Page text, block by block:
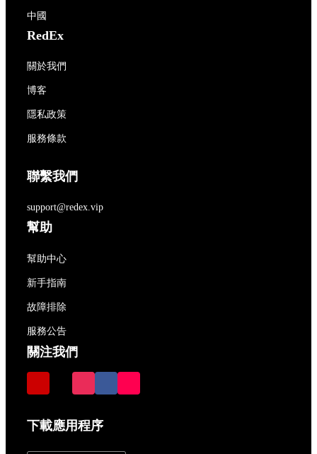
中國
RedEx
關於我們
博客
隱私政策
服務條款
聯繫我們
support@redex.vip
幫助
幫助中心
新手指南
故障排除
服務公告
關注我們
下載應用程序